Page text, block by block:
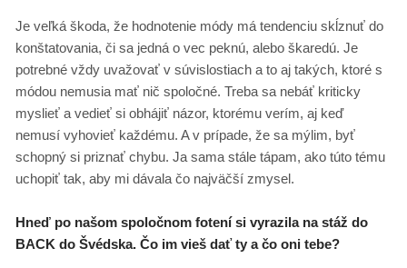
Je veľká škoda, že hodnotenie módy má tendenciu skĺznuť do
konštatovania, či sa jedná o vec peknú, alebo škaredú. Je
potrebné vždy uvažovať v súvislostiach a to aj takých, ktoré s
módou nemusia mať nič spoločné. Treba sa nebáť kriticky
myslieť a vedieť si obhájiť názor, ktorému verím, aj keď
nemusí vyhovieť každému. A v prípade, že sa mýlim, byť
schopný si priznať chybu. Ja sama stále tápam, ako túto tému
uchopiť tak, aby mi dávala čo najväčší zmysel.
Hneď po našom spoločnom fotení si vyrazila na stáž do
BACK do Švédska. Čo im vieš dať ty a čo oni tebe?